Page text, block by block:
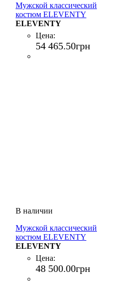
Мужской классический
костюм ELEVENTY
DOUBLE BREASTED
SUIT PENCES PANTS
ELEVENTY
Цена:
54 465.50грн
Мужской классический
костюм ELEVENTY
SINGLE BREASTED
SUIT PENCES PANTS
ELEVENTY
Цена:
48 500.00грн